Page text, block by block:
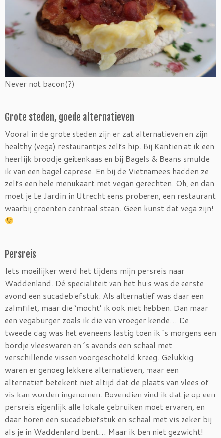
Never not bacon(?)
Grote steden, goede alternatieven
Vooral in de grote steden zijn er zat alternatieven en zijn
healthy (vega) restaurantjes zelfs hip. Bij Kantien at ik een
heerlijk broodje geitenkaas en bij Bagels & Beans smulde
ik van een bagel caprese. En bij de Vietnamees hadden ze
zelfs een hele menukaart met vegan gerechten. Oh, en dan
moet je Le Jardin in Utrecht eens proberen, een restaurant
waarbij groenten centraal staan. Geen kunst dat vega zijn!
Persreis
Iets moeilijker werd het tijdens mijn persreis naar
Waddenland. Dé specialiteit van het huis was de eerste
avond een sucadebiefstuk. Als alternatief was daar een
zalmfilet, maar die ‘mocht’ ik ook niet hebben. Dan maar
een vegaburger zoals ik die van vroeger kende… De
tweede dag was het eveneens lastig toen ik ’s morgens een
bordje vleeswaren en ’s avonds een schaal met
verschillende vissen voorgeschoteld kreeg. Gelukkig
waren er genoeg lekkere alternatieven, maar een
alternatief betekent niet altijd dat de plaats van vlees of
vis kan worden ingenomen. Bovendien vind ik dat je op een
persreis eigenlijk alle lokale gebruiken moet ervaren, en
daar horen een sucadebiefstuk en schaal met vis zeker bij
als je in Waddenland bent… Maar ik ben niet gezwicht!